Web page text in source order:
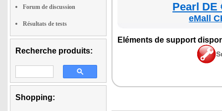
Forum de discussion
Résultats de tests
Recherche produits:
Shopping:
Pearl DE
eMall
Elé­ments de sup­port